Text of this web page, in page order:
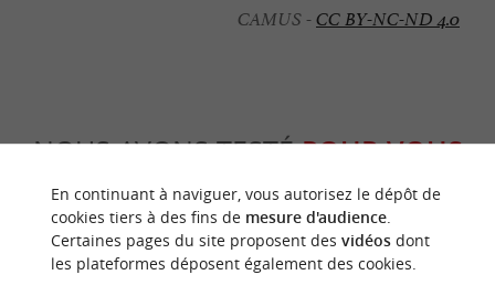
CAMUS -CC BY-NC-ND 4.0
NOUS AVONS TESTÉPOUR VOUS
En continuant à naviguer, vous autorisez le dépôt de
cookies tiers à des fins de mesure d'audience.
Certaines pages du site proposent des vidéosdont
les plateformes déposent également des cookies.